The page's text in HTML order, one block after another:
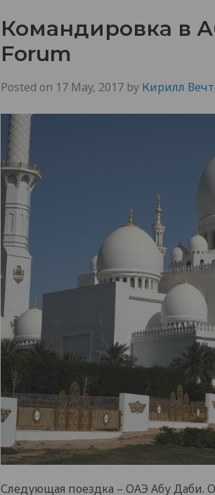
Командировка в
Forum
Posted on 17 May, 2017 by Кирилл
Следующая поездка – ОАЭ Абу Даби.